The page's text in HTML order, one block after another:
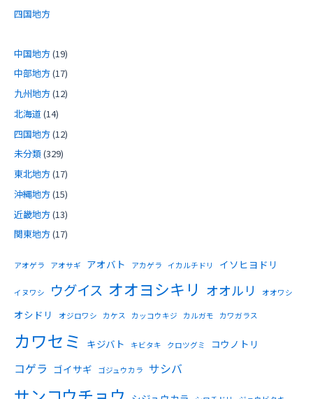
四国地方
中国地方(19)
中部地方(17)
九州地方(12)
北海道 (14)
四国地方(12)
未分類(329)
東北地方(17)
沖縄地方(15)
近畿地方(13)
関東地方(17)
アオゲラ アオサギ アオバト アカゲラ イカルチドリ イソヒヨドリ
イヌワシ ウグイス オオヨシキリ オオルリ オオワシ
オシドリ オジロワシ カケス カッコウキジ カルガモ カワガラス
カワセミ キジバト キビタキ クロツグミ コウノトリ
コゲラ ゴイサギ ゴジュウカラ サシバ